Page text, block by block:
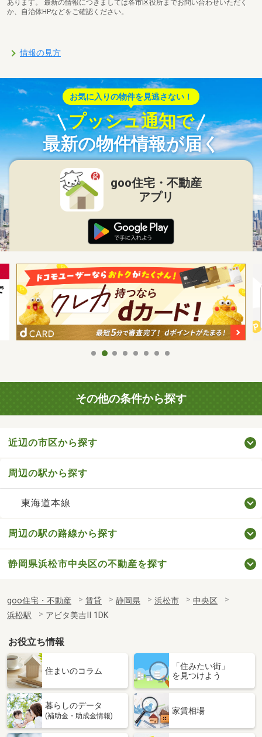
あります。 最新の情報につきましては各市区役所までお問い合わせいただく
か、自治体HPなどをご確認ください。
情報の見方
お気に入りの物件を見逃さない！
プッシュ通知で
最新の物件情報が届く
goo住宅・不動産
アプリ
その他の条件から探す
近辺の市区から探す
周辺の駅から探す
東海道本線
周辺の駅の路線から探す
静岡県浜松市中央区の不動産を探す
goo住宅・不動産 賃貸 静岡県 浜松市
中央区
浜松駅
アビタ美吉Ⅱ 1DK
お役立ち情報
住まいのコラム
「住みたい街」
を見つけよう
暮らしのデータ
(補助金・助成金情報)
家賃相場